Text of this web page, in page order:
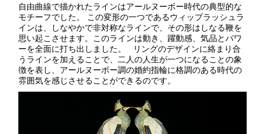
自由曲線で描かれたラインはアールヌーボー時代の典型的な
モチーフでした。 この変形の一つであるウィップラッシュラ
インは、しなやかで非対称なラインで、その形はしなる鞭を
思い起こさせます。このラインは動き、躍動感、気品とパワ
ーを全面に打ち出しました。 リングのデザインに絡まり合
うラインを加えることで、二人の人生が一つになることの象
徴を表し、アールヌーボー調の婚約指輪に格調のある時代の
雰囲気を感じさせることができるのです。